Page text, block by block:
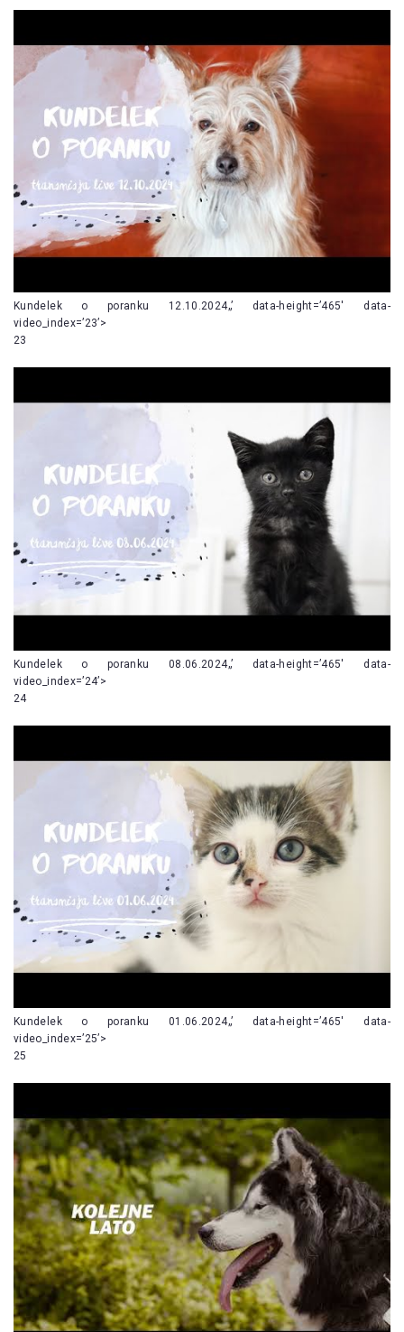
Kundelek o poranku 12.10.2024„’ data-height=’465′ data-
video_index=’23’>
23
Kundelek o poranku 08.06.2024„’ data-height=’465′ data-
video_index=’24’>
24
Kundelek o poranku 01.06.2024„’ data-height=’465′ data-
video_index=’25’>
25